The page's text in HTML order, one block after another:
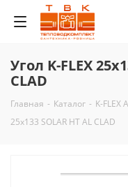
Угол K-FLEX
CLAD
Главная - Каталог - K-
25x133 SOLAR HT AL CLAD